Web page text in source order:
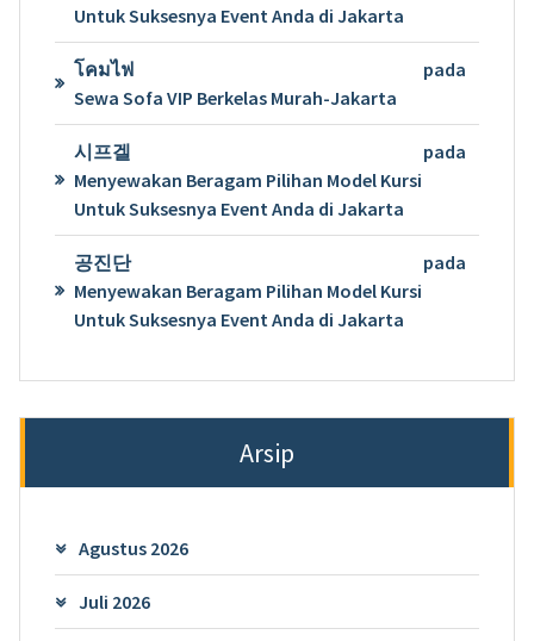
Untuk Suksesnya Event Anda di Jakarta
โคมไฟ
pada
Sewa Sofa VIP Berkelas Murah-Jakarta
시프겔
pada
Menyewakan Beragam Pilihan Model Kursi
Untuk Suksesnya Event Anda di Jakarta
공진단
pada
Menyewakan Beragam Pilihan Model Kursi
Untuk Suksesnya Event Anda di Jakarta
Arsip
Agustus 2026
Juli 2026